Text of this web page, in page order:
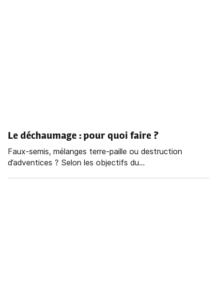
Le déchaumage : pour quoi faire ?
Faux-semis, mélanges terre-paille ou destruction
d’adventices ? Selon les objectifs du...